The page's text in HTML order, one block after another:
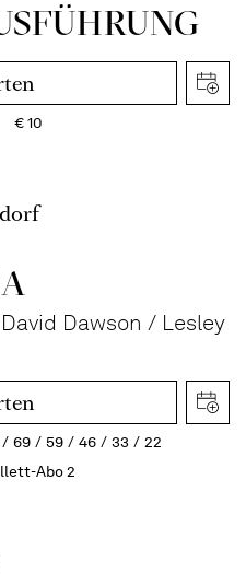
€10
Dawson / Lesley
69 59 46 33
22
Abo 2